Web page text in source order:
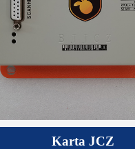
Karta JCZ